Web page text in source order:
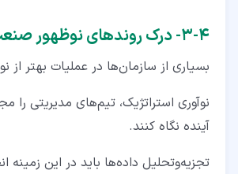
۴‏-‏۳‏- درک روندهای نوظهور صنعت
بسیاری از سازمان‌ها در عملیات بهتر از
نوآوری استراتژیک، تیم‌های مدیریتی را
آینده نگاه کنند.
تجزیه‌وتحلیل داده‌ها باید در این زمینه